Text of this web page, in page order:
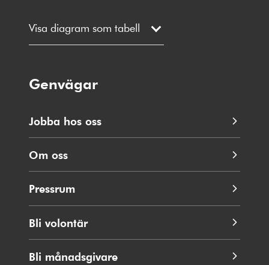
Visa diagram som tabell
Genvägar
Jobba hos oss
Om oss
Pressrum
Bli volontär
Bli månadsgivare